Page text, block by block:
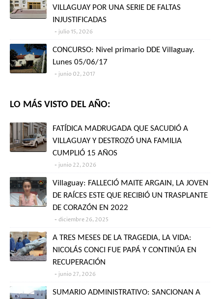
VILLAGUAY POR UNA SERIE DE FALTAS
INJUSTIFICADAS
julio 15, 2026
CONCURSO: Nivel primario DDE Villaguay.
Lunes 05/06/17
junio 02, 2017
LO MÁS VISTO DEL AÑO:
FATÍDICA MADRUGADA QUE SACUDIÓ A
VILLAGUAY Y DESTROZÓ UNA FAMILIA
CUMPLIÓ 15 AÑOS
junio 22, 2026
Villaguay: FALLECIÓ MAITE ARGAIN, LA JOVEN
DE RAÍCES ESTE QUE RECIBIÓ UN TRASPLANTE
DE CORAZÓN EN 2022
diciembre 26, 2025
A TRES MESES DE LA TRAGEDIA, LA VIDA:
NICOLÁS CONCI FUE PAPÁ Y CONTINÚA EN
RECUPERACIÓN
junio 27, 2026
SUMARIO ADMINISTRATIVO: SANCIONAN A